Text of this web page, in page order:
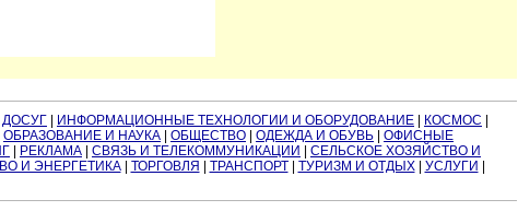
ДОСУГ ИНФОРМАЦИОННЫЕ ТЕХНОЛОГИИ И ОБОРУДОВАНИЕ КОСМОС
ОБРАЗОВАНИЕ И НАУКА ОБЩЕСТВО ОДЕЖДА И ОБУВЬ
ОФИСНЫЕ
РЕКЛАМА СВЯЗЬ И ТЕЛЕКОММУНИКАЦИИ
СЕЛЬСКОЕ ХОЗЯЙСТВО И
И ЭНЕРГЕТИКА| ТОРГОВЛЯ ТРАНСПОРТ| ТУРИЗМ И ОТДЫХ| УСЛУГИ